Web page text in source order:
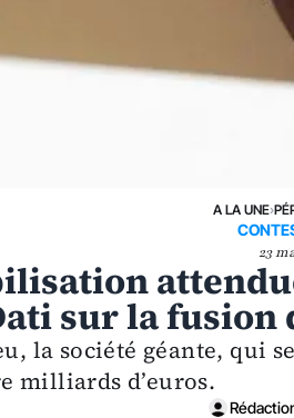
A LA UNE›
23
sur la fusion
la société géante, qui
milliards d’euros.